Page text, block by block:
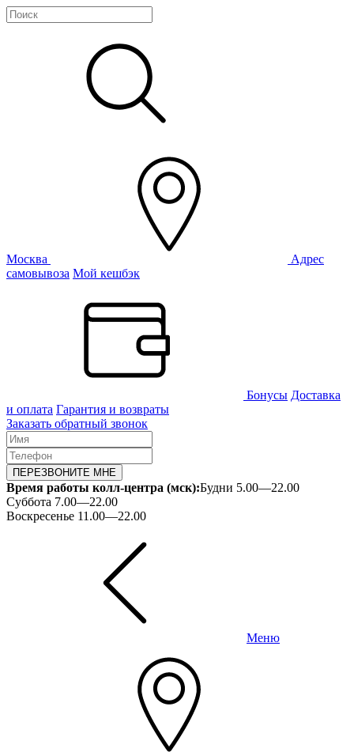
Москва
Адрес
самовывоза Мой кешбэк
Бонусы Доставка
и оплата Гарантия и возвраты
Заказать обратный звонок
ПЕРЕЗВОНИТЕ МНЕ
Время работы колл-центра (мск):Будни 5.00—22.00
Суббота 7.00—22.00
Воскресенье 11.00—22.00
Меню